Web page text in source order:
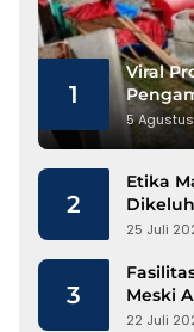
1
Viral
5
2
Etika
25 Juli
3
Meski
22 Juli